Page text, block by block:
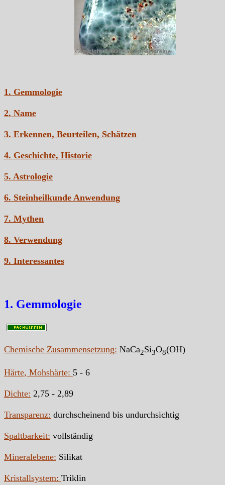
1. Gemmologie
2. Name
3. Erkennen, Beurteilen, Schätzen
4. Geschichte, Historie
5. Astrologie
6. Steinheilkunde Anwendung
7. Mythen
8. Verwendung
9. Interessantes
1. Gemmologie
Chemische Zusammensetzung: NaCa2Si3O8(OH)
Härte, Mohshärte: 5 - 6
Dichte: 2,75 - 2,89
Transparenz: durchscheinend bis undurchsichtig
Spaltbarkeit: vollständig
Mineralebene: Silikat
Kristallsystem: Triklin